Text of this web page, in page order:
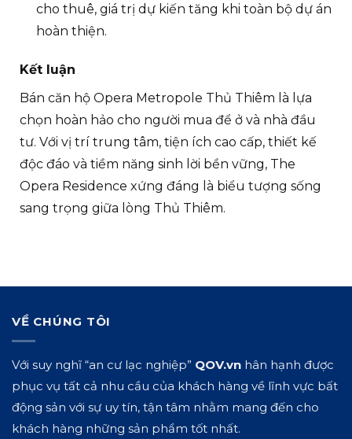
cho thuê, giá trị dự kiến tăng khi toàn bộ dự án
hoàn thiện.
Kết luận
Bán căn hộ Opera Metropole Thủ Thiêm là lựa
chọn hoàn hảo cho người mua để ở và nhà đầu
tư. Với vị trí trung tâm, tiện ích cao cấp, thiết kế
độc đáo và tiềm năng sinh lời bền vững, The
Opera Residence xứng đáng là biểu tượng sống
sang trọng giữa lòng Thủ Thiêm.
VỀ CHÚNG TÔI
Với suy nghĩ “an cư lạc nghiệp” QOV.vn hân hạnh được
phục vụ tất cả nhu cầu của khách hàng về lĩnh vực bất
động sản với sự uy tín, tận tâm nhằm mang đến cho
khách hàng những sản phẩm tốt nhất.